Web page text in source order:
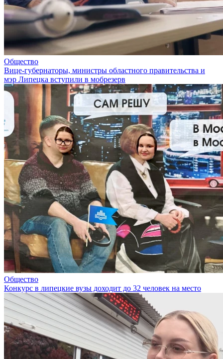
Общество
Вице-губернаторы, министры областного правительства и
мэр Липецка вступили в мобрезерв
Общество
Конкурс в липецкие вузы доходит до 32 человек на место